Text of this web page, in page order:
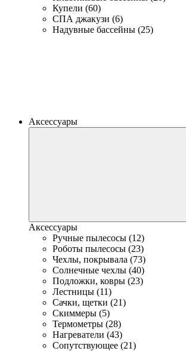
Купели (60)
СПА джакузи (6)
Надувные бассейны (25)
Аксессуары
Аксессуары
Ручные пылесосы (12)
Роботы пылесосы (23)
Чехлы, покрывала (73)
Солнечные чехлы (40)
Подложки, ковры (23)
Лестницы (11)
Сачки, щетки (21)
Скиммеры (5)
Термометры (28)
Нагреватели (43)
Сопутствующее (21)